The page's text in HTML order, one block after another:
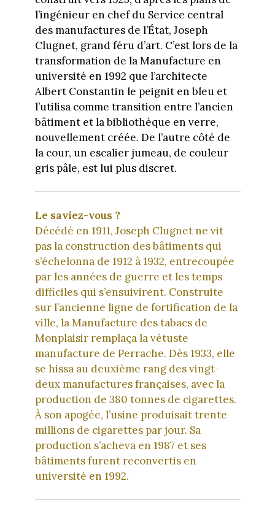
l’ingénieur en chef du Service central
des manufactures de l’État, Joseph
Clugnet, grand féru d’art. C’est lors de la
transformation de la Manufacture en
université en 1992 que l’architecte
Albert Constantin le peignit en bleu et
l’utilisa comme transition entre l’ancien
bâtiment et la bibliothèque en verre,
nouvellement créée. De l’autre côté de
la cour, un escalier jumeau, de couleur
gris pâle, est lui plus discret.
Le saviez-vous ?
Décédé en 1911, Joseph Clugnet ne vit
pas la construction des bâtiments qui
s’échelonna de 1912 à 1932, entrecoupée
par les années de guerre et les temps
difficiles qui s’ensuivirent. Construite
sur l’ancienne ligne de fortification de la
ville, la Manufacture des tabacs de
Monplaisir remplaça la vétuste
manufacture de Perrache. Dès 1933, elle
se hissa au deuxième rang des vingt-
deux manufactures françaises, avec la
production de 380 tonnes de cigarettes.
À son apogée, l’usine produisait trente
millions de cigarettes par jour. Sa
production s’acheva en 1987 et ses
bâtiments furent reconvertis en
université en 1992.